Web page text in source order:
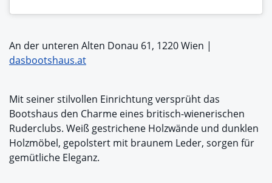
An der unteren Alten Donau 61, 1220 Wien |
dasbootshaus.at
Mit seiner stilvollen Einrichtung versprüht das
Bootshaus den Charme eines britisch-wienerischen
Ruderclubs. Weiß gestrichene Holzwände und dunklen
Holzmöbel, gepolstert mit braunem Leder, sorgen für
gemütliche Eleganz.